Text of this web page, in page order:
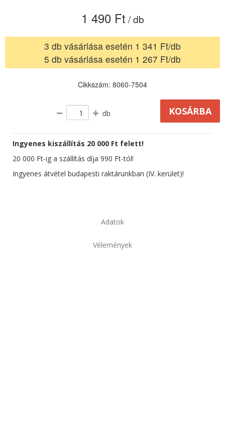
1 490 Ft / db
3 db vásárlása esetén 1 341 Ft/db
5 db vásárlása esetén 1 267 Ft/db
Cikkszám: 8060-7504
db
Ingyenes kiszállítás 20 000 Ft felett!
20 000 Ft-ig a szállítás díja 990 Ft-tól!
Ingyenes átvétel budapesti raktárunkban (IV. kerület)!
Adatok
Vélemények